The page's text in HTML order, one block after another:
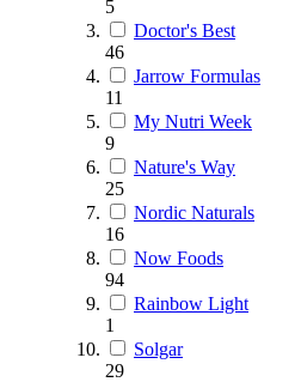
5
Doctor's Best
46
Jarrow Formulas
11
My Nutri Week
9
Nature's Way
25
Nordic Naturals
16
Now Foods
94
Rainbow Light
1
Solgar
29